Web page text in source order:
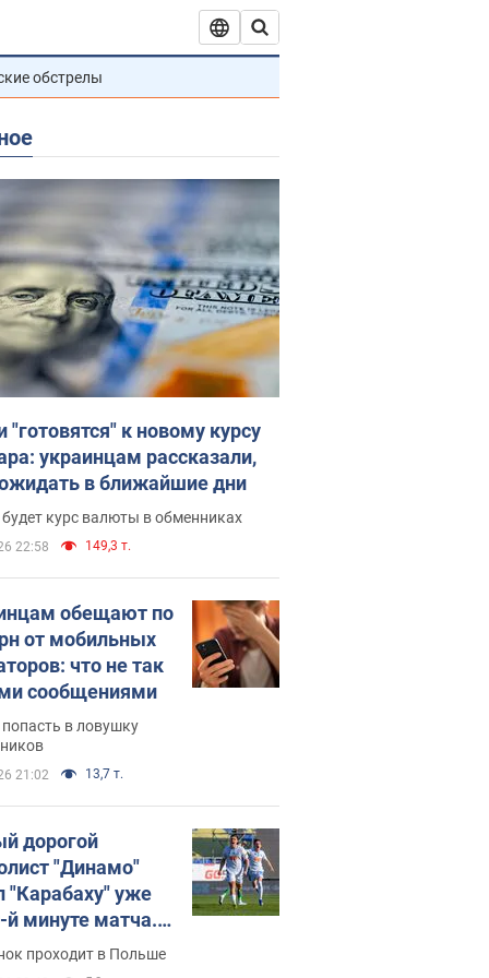
обстрелы
"готовятся" к новому курсу
украинцам рассказали,
в ближайшие дни
курс валюты в обменниках
22:58 149,3 т.
обещают по
от мобильных
что не так
сообщениями
попасть в ловушку
21:02 13,7 т.
дорогой
"Динамо"
"Карабаху" уже
й минуте матча.
проходит в Польше